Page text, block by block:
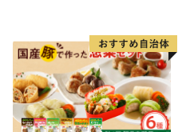
材 お家居酒屋 にんにく